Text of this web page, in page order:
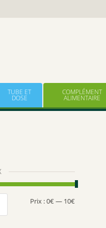
TUBE ET
DOSE
COMPLÉMENT
ALIMENTAIRE
Prix
Prix
Prix :0€— 10€